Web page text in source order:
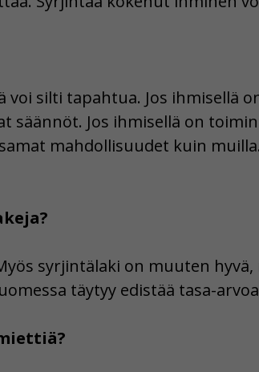
voi silti tapahtua. Jos ihmisellä
säännöt. Jos ihmisellä on
mahdollisuudet kuin
syrjintälaki on muuten
täytyy edistää tasa-